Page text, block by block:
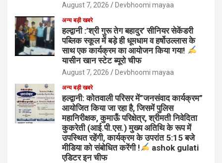
August 7, 2026 Devbhoomi mayaa
अन्य बड़ी खबरे
हल्द्वानी :’श्री गुरू तेग बहादुर’ सीनियर सेकेंडरी
पब्लिक स्कूल में बड़े ही धूमधाम व हर्षोउल्लास के
साथ एक कार्यक्रम का आयोजन किया गया!
यासीन खान स्टेट ब्यूरो चीफ
August 7, 2026 Devbhoomi mayaa
अन्य बड़ी खबरे
हल्द्वानी: कोतवाली परिसर में”जनसंवाद कार्यक्रम”
आयोजित किया जा रहा है, जिसमें पुलिस
महानिरीक्षक, कुमाऊँ परिक्षेत्र, श्रीमती निवेदिता
कुकरेती (आई.पी.एस.) मुख्य अतिथि के रूप में
उपस्थित रहेंगी, कार्यक्रम के उपरांत 5:15 बजे
मीडिया को संबोधित करेंगी !
ashok gulati
एडिटर इन चीफ